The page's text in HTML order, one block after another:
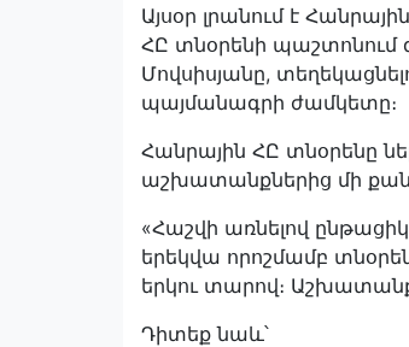
Այսօր լրանում է
ՀԸ տնօրենի պաշտոնում
Մովսիսյանը,
պայմանագրի ժամկետը։
Հանրային ՀԸ տնօրենը
աշխատանքներից մի
«Հաշվի առնելով
երեկվա որոշմամբ
երկու տարով։
Դիտեք նաև՝